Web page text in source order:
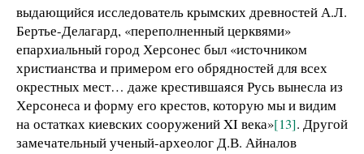
выдающийся исследователь крымских древностей А.Л.
Бертье-Делагард, «переполненный церквями»
епархиальный город Херсонес был «источником
христианства и примером его обрядностей для всех
окрестных мест… даже крестившаяся Русь вынесла из
Херсонеса и форму его крестов, которую мы и видим
на остатках киевских сооружений XI века»[13]. Другой
замечательный ученый-археолог Д.В. Айналов